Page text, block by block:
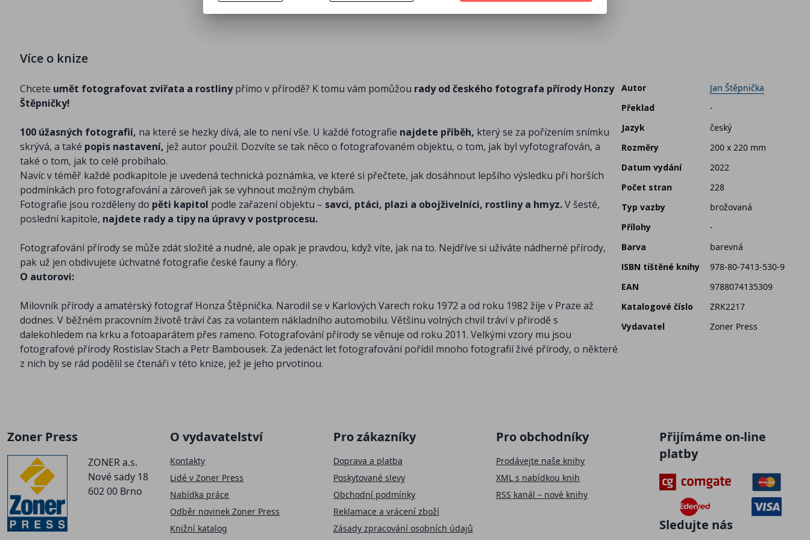
Více o knize
Chcete umět fotografovat zvířata a rostlinypřímo v přírodě? K tomu vám pomůžou rady od českého fotografa přírody Honzy
Štěpničky!
100 úžasných fotografií, na které se hezky dívá, ale to není vše. U každé fotografie najdete příběh, který se za pořízením snímku
skrývá, a také popis nastavení, jež autor použil. Dozvíte se tak něco o fotografovaném objektu, o tom, jak byl vyfotografován, a
také o tom, jak to celé probíhalo.
Navíc v téměř každé podkapitole je uvedená technická poznámka, ve které si přečtete, jak dosáhnout lepšího výsledku při horších
podmínkách pro fotografování a zároveň jak se vyhnout možným chybám.
Fotografie jsou rozděleny do pěti kapitol podle zařazení objektu – savci, ptáci, plazi a obojživelníci, rostliny a hmyz.V šesté,
poslední kapitole, najdete rady a tipy na úpravy v postprocesu.
Fotografování přírody se může zdát složité a nudné, ale opak je pravdou, když víte, jak na to. Nejdříve si užíváte nádherné přírody,
pak už jen obdivujete úchvatné fotografie české fauny a flóry.
O autorovi:
Milovník přírody a amatérský fotograf Honza Štěpnička. Narodil se v Karlových Varech roku 1972 a od roku 1982 žije v Praze až
dodnes. V běžném pracovním životě tráví čas za volantem nákladního automobilu. Většinu volných chvil tráví v přírodě s
dalekohledem na krku a fotoaparátem přes rameno. Fotografování přírody se věnuje od roku 2011. Velkými vzory mu jsou
fotografové přírody Rostislav Stach a Petr Bambousek. Za jedenáct let fotografování pořídil mnoho fotografií živé přírody, o některé
z nich by se rád podělil se čtenáři v této knize, jež je jeho prvotinou.
Autor
Jan Štěpnička
Překlad
-
Jazyk
český
Rozměry
200 x 220 mm
Datum vydání
2022
Počet stran
228
Typ vazby
brožovaná
Přílohy
-
Barva
barevná
ISBN tištěné knihy
978-80-7413-530-9
EAN
9788074135309
Katalogové číslo
ZRK2217
Vydavatel
Zoner Press
Zoner Press
ZONER a.s.
Nové sady 18
602 00 Brno
O vydavatelství
Kontakty
Lidé v Zoner Press
Nabídka práce
Odběr novinek Zoner Press
Knižní katalog
Pro zákazníky
Doprava a platba
Poskytované slevy
Obchodní podmínky
Reklamace a vrácení zboží
Zásady zpracování osobních údajů
Pro obchodníky
Prodávejte naše knihy
XML s nabídkou knih
RSS kanál – nové knihy
Přijímáme on-line
platby
Sledujte nás